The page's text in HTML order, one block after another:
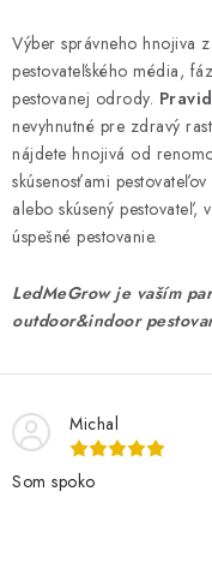
Výber správneho hnojiva
pestovateľského média,
pestovanej odrody.
nevyhnutné pre zdravý
nájdete hnojivá od
skúsenosťami
alebo skúsený
úspešné pestovanie.
LedMeGrow je vaším
outdoor&indoor
Michal
Som spoko